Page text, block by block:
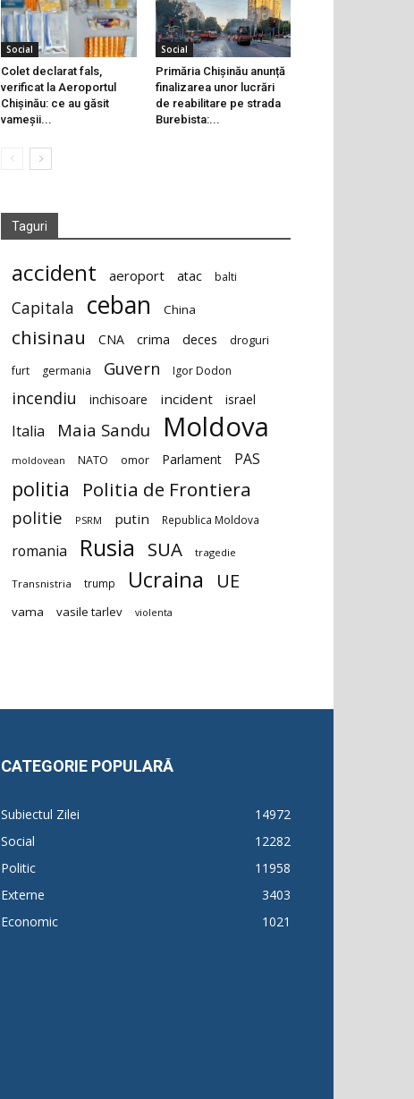
Social
Colet declarat fals,
verificat la Aeroportul
Chișinău: ce au găsit
vameșii...
Social
Primăria Chișinău anunță
finalizarea unor lucrări
de reabilitare pe strada
Burebista:...
Taguri
accident aeroport atac balti
Capitala ceban China
chisinau CNA crima deces droguri
furt germania Guvern Igor Dodon
incendiu inchisoare incident israel
Italia Maia Sandu Moldova
moldovean NATO omor Parlament PAS
politia Politia de Frontiera
politie PSRM putin Republica Moldova
romania Rusia SUA tragedie
Transnistria trump Ucraina UE
vama vasile tarlev violenta
CATEGORIE POPULARĂ
Subiectul Zilei
14972
Social
12282
Politic
11958
Externe
3403
Economic
1021